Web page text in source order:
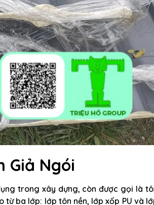
Giả Ngói
trong xây dựng, còn được gọi là
ba lớp: lớp tôn nền, lớp xốp PU và